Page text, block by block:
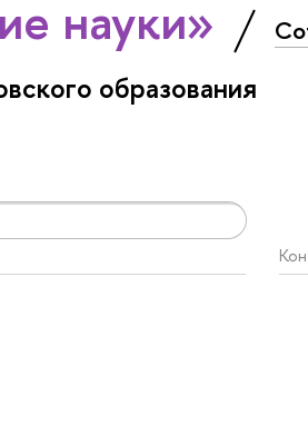
науки»
образования